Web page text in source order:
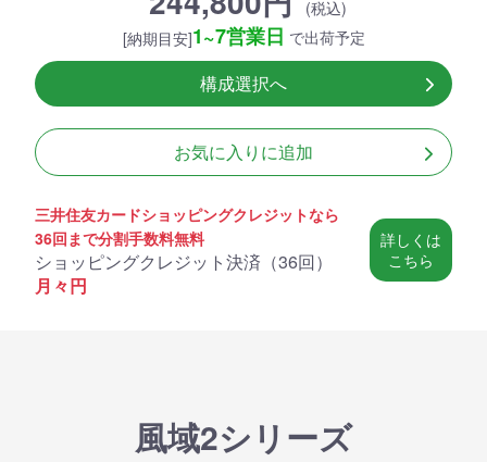
(税込)
[納期目安]1~7営業日 で出荷予定
構成選択へ
お気に入りに追加
三井住友カードショッピングクレジットなら
36回まで分割手数料無料
ショッピングクレジット決済（36回）
月々円
詳しくは
こちら
風域2シリーズ